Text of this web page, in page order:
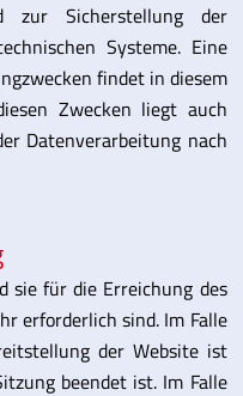
zur Sicherstellung der
Systeme. Eine
findet in diesem
Zwecken liegt auch
Datenverarbeitung nach
sie für die Erreichung des
erforderlich sind. Im Falle
der Website ist
beendet ist. Im Falle